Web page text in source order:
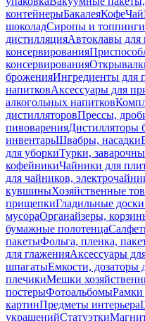
контейнерыБакалеяКофеЧай
шоколадСиропы и топпинги
дистилляцияАвтоклавы для
консервирования
консервирования
броженияИнгредиенты для
напитковАксессуары для
алкогольных напитков
дистилляторовПрессы,
пивоваренияДистилляторы
инвентарьШвабры, насадки
для уборкиТурки,
кофейникиЧайники для
для чайников,
кувшиныХозяйственные
прищепкиГладильные доски
мусораОрганайзеры,
бумажные полотенца
пакетыФольга, пленка,
для глаженияАксессуары
шпагатыЕмкости, дозаторы
плечикиМешки
постерыФотоальбомыРамки
картинПредметы интерьера
украшенийСтатуэтки